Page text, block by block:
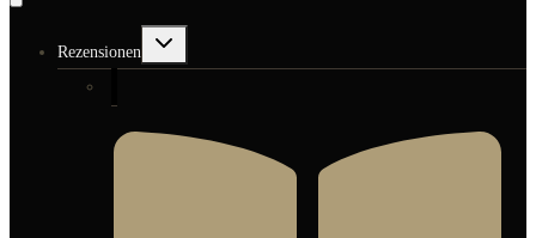
Rezensionen
Untermenü
umschalten